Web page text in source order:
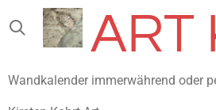
Zum
Hauptinhalt
ART
Wandkalender immerwährend oder